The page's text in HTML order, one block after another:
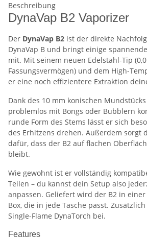
Beschreibung
DynaVap B2 Vaporizer
Der DynaVap B2 ist der direkte
DynaVap B und bringt einige
mit. Mit seinem neuen Edelstahl-Tip
Fassungsvermögen) und dem High-
er eine noch effizientere Extraktion
Dank des 10 mm konischen
problemlos mit Bongs oder Bubblern
runde Form des Stems lässt er sich
des Erhitzens drehen. Außerdem sorgt
dafür, dass der B2 auf flachen
bleibt.
Wie gewohnt ist er vollständig
Teilen – du kannst dein Setup also
anpassen. Geliefert wird der B2 in
Box, die in jede Tasche passt.
Single-Flame DynaTorch bei.
Features